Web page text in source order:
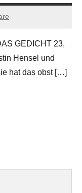
GEDICHT 23,
Hensel und
hat das obst […]